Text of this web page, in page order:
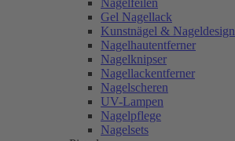
Nagelfeilen
Gel Nagellack
Kunstnägel & Nageldesign
Nagelhautentferner
Nagelknipser
Nagellackentferner
Nagelscheren
UV-Lampen
Nagelpflege
Nagelsets